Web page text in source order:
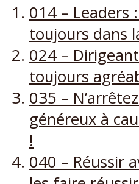
014 – Leaders
toujours dans
024 –
toujours
035 –
généreux à
!
040 – Réussir